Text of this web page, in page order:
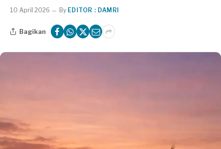
10 April 2026 By EDITOR : DAMRI
Bagikan